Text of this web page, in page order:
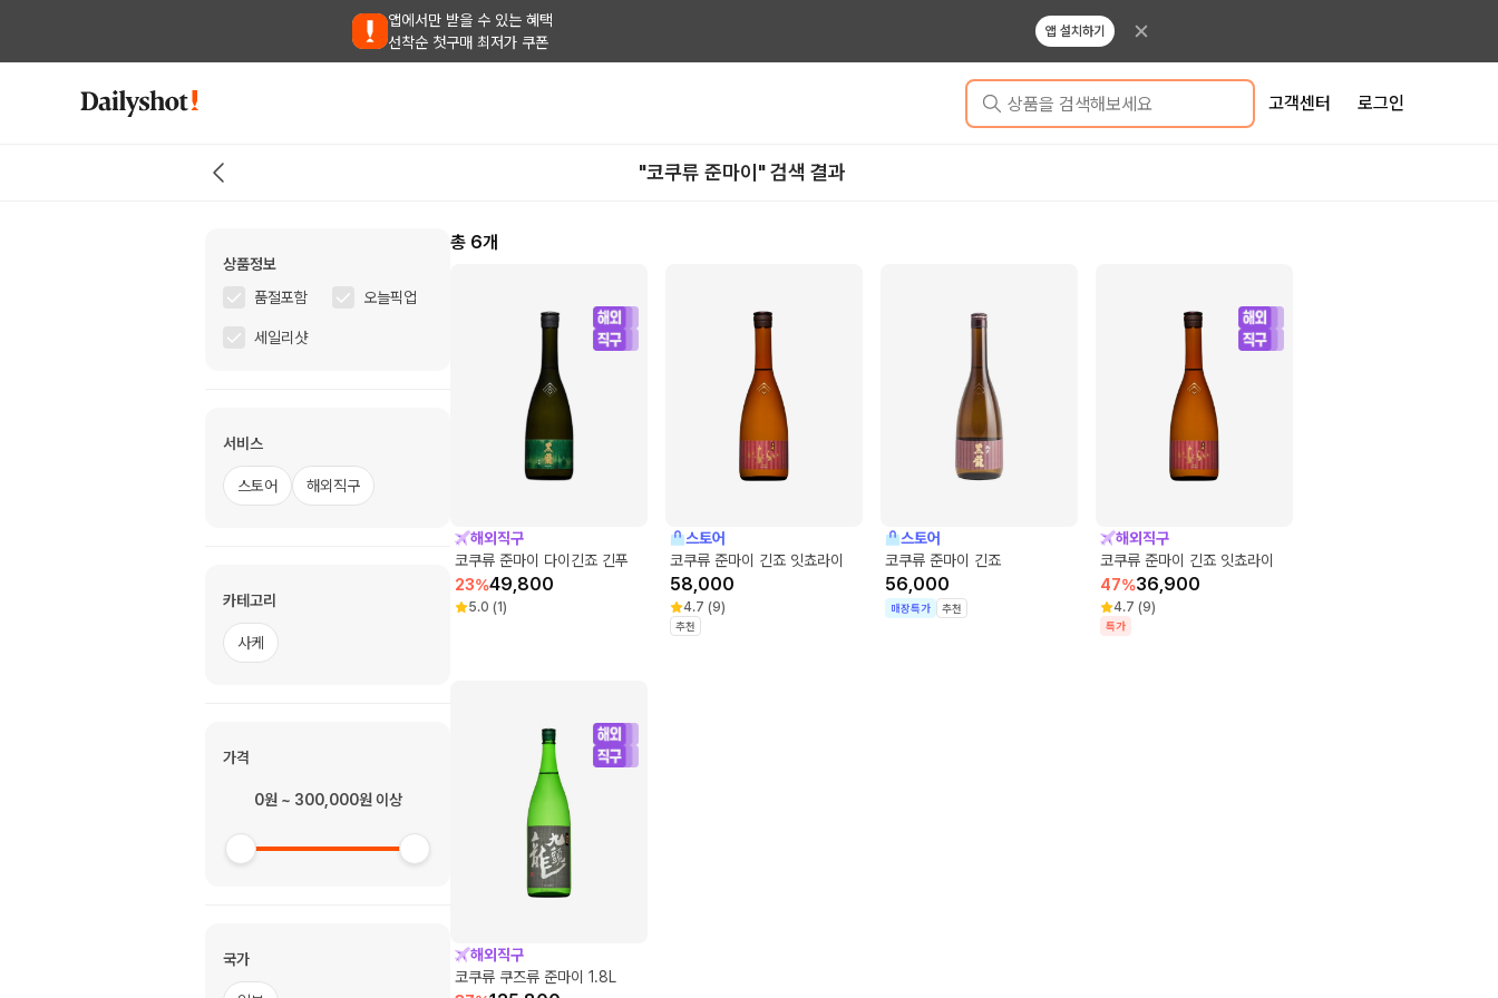
앱에서만 받을 수 있는 혜택
선착순 첫구매 최저가 쿠폰
앱 설치하기
상품을 검색해보세요 고객센터 로그인
"코쿠류 준마이" 검색 결과
상품정보
품절포함
오늘픽업
세일리샷
서비스
스토어 해외직구
카테고리
사케
가격
0원 ~ 300,000원 이상
국가
총 6개
해외직구
코쿠류 준마이 다이긴죠 긴푸
23%49,800
5.0 (1)
스토어
코쿠류 준마이 긴죠 잇쵸라이
58,000
4.7 (9)
추천
스토어
코쿠류 준마이 긴죠
56,000
매장특가 추천
해외직구
코쿠류 준마이 긴죠 잇쵸라이
47%36,900
4.7 (9)
특가
해외직구
코쿠류 쿠즈류 준마이 1.8L